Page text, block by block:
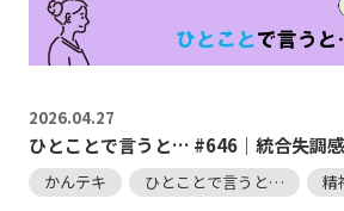
2026.04.27
ひとことで言うと… #646｜統合失調
かんテキ ひとことで言うと… 精